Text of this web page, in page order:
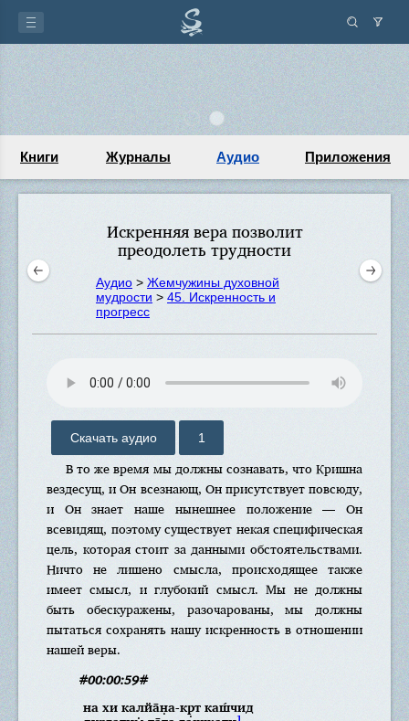
Книги Журналы Аудио Приложения
Искренняя вера позволит
преодолеть трудности
Аудио > Жемчужины духовной
мудрости > 45. Искренность и
прогресс
Скачать аудио 1
В то же время мы должны сознавать, что Кришна
вездесущ, и Он всезнающ, Он присутствует повсюду,
и Он знает наше нынешнее положение — Он
всевидящ, поэтому существует некая специфическая
цель, которая стоит за данными обстоятельствами.
Ничто не лишено смысла, происходящее также
имеет смысл, и глубокий смысл. Мы не должны
быть обескуражены, разочарованы, мы должны
пытаться сохранять нашу искренность в отношении
нашей веры.
#00:00:59#
на хи калйа̄н̣а-кр̣т каш́чид